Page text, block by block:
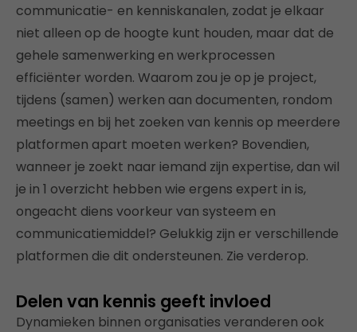
communicatie- en kenniskanalen, zodat je elkaar
niet alleen op de hoogte kunt houden, maar dat de
gehele samenwerking en werkprocessen
efficiënter worden. Waarom zou je op je project,
tijdens (samen) werken aan documenten, rondom
meetings en bij het zoeken van kennis op meerdere
platformen apart moeten werken? Bovendien,
wanneer je zoekt naar iemand zijn expertise, dan wil
je in 1 overzicht hebben wie ergens expert in is,
ongeacht diens voorkeur van systeem en
communicatiemiddel? Gelukkig zijn er verschillende
platformen die dit ondersteunen. Zie verderop.
Delen van kennis geeft invloed
Dynamieken binnen organisaties veranderen ook